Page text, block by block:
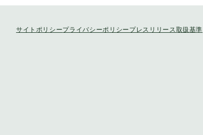
サイトポリシープライバシーポリシー プレスリリース取扱基準